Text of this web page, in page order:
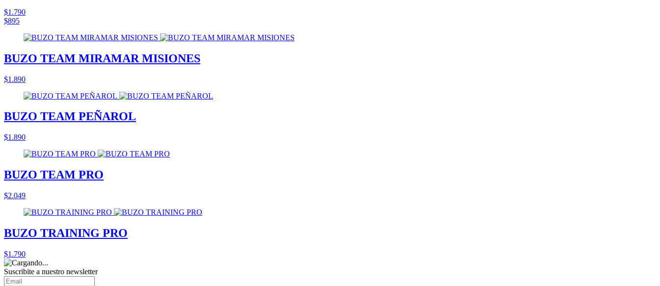
$1.790
$895
BUZO TEAM MIRAMAR MISIONES
$1.890
BUZO TEAM PEÑAROL
$1.890
BUZO TEAM PRO
$2.049
BUZO TRAINING PRO
$1.790
Suscribite a nuestro newsletter